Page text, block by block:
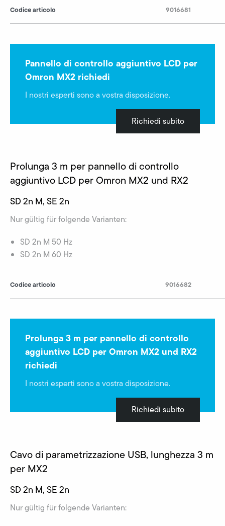
Codice articolo 9016681
Pannello di controllo aggiuntivo LCD per
Omron MX2 richiedi
I nostri esperti sono a vostra disposizione.
Richiedi subito
Prolunga 3 m per pannello di controllo
aggiuntivo LCD per Omron MX2 und RX2
SD 2n M, SE 2n
Nur gültig für folgende Varianten:
SD 2n M 50 Hz
SD 2n M 60 Hz
Codice articolo 9016682
Prolunga 3 m per pannello di controllo
aggiuntivo LCD per Omron MX2 und RX2
richiedi
I nostri esperti sono a vostra disposizione.
Richiedi subito
Cavo di parametrizzazione USB, lunghezza 3 m
per MX2
SD 2n M, SE 2n
Nur gültig für folgende Varianten: